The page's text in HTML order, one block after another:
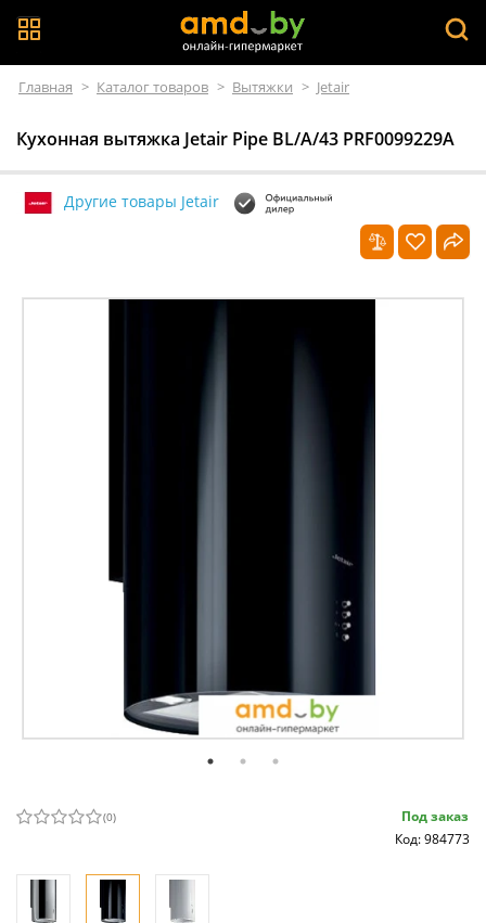
Главная > Каталог товаров > Вытяжки > Jetair
Кухонная вытяжка Jetair Pipe BL/A/43 PRF0099229A
Другие товары Jetair
(0)
Под заказ
Код: 984773